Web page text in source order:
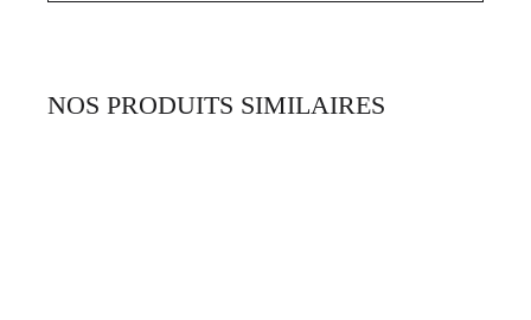
NOS PRODUITS SIMILAIRES